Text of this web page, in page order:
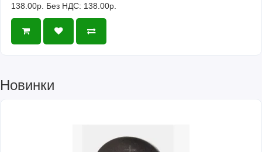
138.00р. Без НДС: 138.00р.
Новинки